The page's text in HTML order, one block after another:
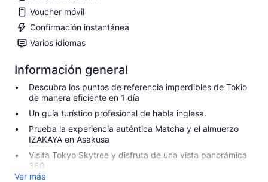
Voucher móvil
Confirmación instantánea
Varios idiomas
Información general
Descubra los puntos de referencia imperdibles de Tokio
de manera eficiente en 1 día
Un guía turístico profesional de habla inglesa.
Prueba la experiencia auténtica Matcha y el almuerzo
IZAKAYA en Asakusa
Visita Tokyo Skytree y disfruta de una vista panorámica
360
Ver más